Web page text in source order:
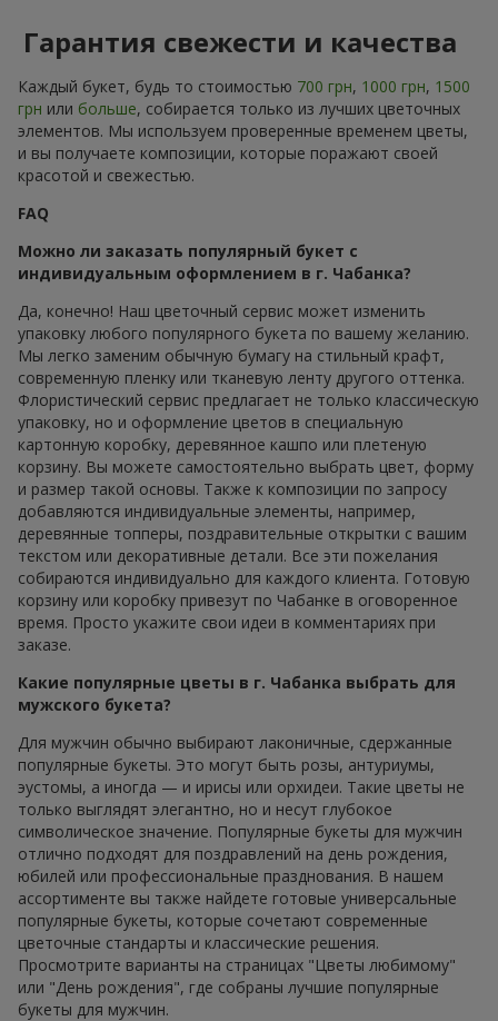
Гарантия свежести и качества
Каждый букет, будь то стоимостью 700 грн, 1000 грн, 1500
грн или больше, собирается только из лучших цветочных
элементов. Мы используем проверенные временем цветы,
и вы получаете композиции, которые поражают своей
красотой и свежестью.
FAQ
Можно ли заказать популярный букет с
индивидуальным оформлением в г. Чабанка?
Да, конечно! Наш цветочный сервис может изменить
упаковку любого популярного букета по вашему желанию.
Мы легко заменим обычную бумагу на стильный крафт,
современную пленку или тканевую ленту другого оттенка.
Флористический сервис предлагает не только классическую
упаковку, но и оформление цветов в специальную
картонную коробку, деревянное кашпо или плетеную
корзину. Вы можете самостоятельно выбрать цвет, форму
и размер такой основы. Также к композиции по запросу
добавляются индивидуальные элементы, например,
деревянные топперы, поздравительные открытки с вашим
текстом или декоративные детали. Все эти пожелания
собираются индивидуально для каждого клиента. Готовую
корзину или коробку привезут по Чабанке в оговоренное
время. Просто укажите свои идеи в комментариях при
заказе.
Какие популярные цветы в г. Чабанка выбрать для
мужского букета?
Для мужчин обычно выбирают лаконичные, сдержанные
популярные букеты. Это могут быть розы, антуриумы,
эустомы, а иногда — и ирисы или орхидеи. Такие цветы не
только выглядят элегантно, но и несут глубокое
символическое значение. Популярные букеты для мужчин
отлично подходят для поздравлений на день рождения,
юбилей или профессиональные празднования. В нашем
ассортименте вы также найдете готовые универсальные
популярные букеты, которые сочетают современные
цветочные стандарты и классические решения.
Просмотрите варианты на страницах "Цветы любимому"
или "День рождения", где собраны лучшие популярные
букеты для мужчин.